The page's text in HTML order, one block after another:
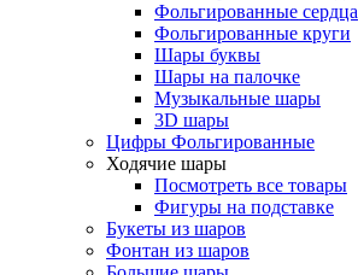
Фольгированные сердца
Фольгированные круги
Шары буквы
Шары на палочке
Музыкальные шары
3D шары
Цифры Фольгированные
Ходячие шары
Посмотреть все товары
Фигуры на подставке
Букеты из шаров
Фонтан из шаров